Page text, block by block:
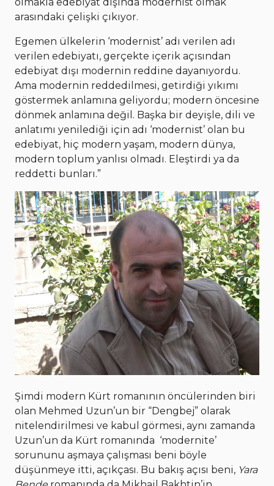
arasındaki çelişki çıkıyor.
Egemen ülkelerin ‘modernist’ adı verilen adı
verilen edebiyatı, gerçekte içerik açısından
edebiyat dışı modernin reddine dayanıyordu.
Ama modernin reddedilmesi, getirdiği yıkımı
göstermek anlamına geliyordu; modern öncesine
dönmek anlamına değil. Başka bir deyişle, dili ve
anlatımı yenilediği için adı ‘modernist’ olan bu
edebiyat, hiç modern yaşam, modern dünya,
modern toplum yanlısı olmadı. Eleştirdi ya da
reddetti bunları.”
Şimdi modern Kürt romanının öncülerinden biri
olan Mehmed Uzun’un bir “Dengbej” olarak
nitelendirilmesi ve kabul görmesi, aynı zamanda
Uzun’un da Kürt romanında ‘modernite’
sorununu aşmaya çalışması beni böyle
düşünmeye itti, açıkçası. Bu bakış açısı beni, Yara